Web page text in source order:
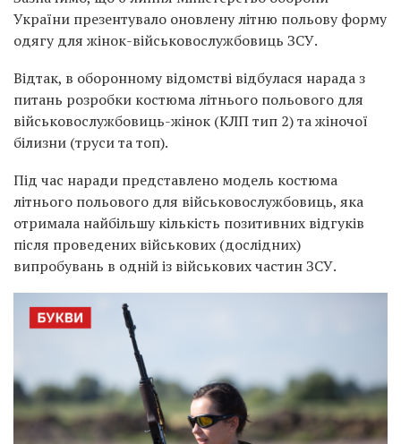
України презентувало оновлену літню польову форму
одягу для жінок-військовослужбовиць ЗСУ.
Відтак, в оборонному відомстві відбулася нарада з
питань розробки костюма літнього польового для
військовослужбовиць-жінок (КЛП тип 2) та жіночої
білизни (труси та топ).
Під час наради представлено модель костюма
літнього польового для військовослужбовиць, яка
отримала найбільшу кількість позитивних відгуків
після проведених військових (дослідних)
випробувань в одній із військових частин ЗСУ.